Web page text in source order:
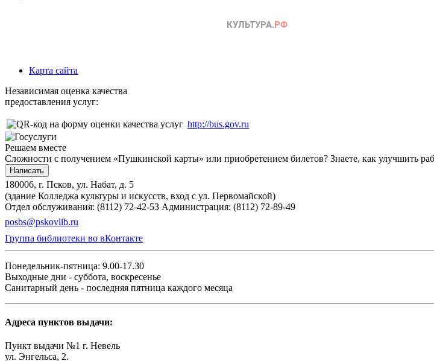
Карта сайта
Независимая оценка качества
предоставления услуг:
http://bus.gov.ru
Решаем вместе
Сложности с получением «Пушкинской карты» или приобретением билетов? Знаете, как улучшить
Написать
180006, г. Псков, ул. Набат, д. 5
(здание Колледжа культуры и искусств, вход с ул. Первомайской)
Отдел обслуживания: (8112) 72-42-53 Администрация: (8112) 72-89-49
posbs@pskovlib.ru
Группа библиотеки во вКонтакте
Понедельник-пятница: 9.00-17.30
Выходные дни - суббота, воскресенье
Санитарный день - последняя пятница каждого месяца
Адреса пунктов выдачи:
Пункт выдачи №1 г. Невель
ул. Энгельса, 2.